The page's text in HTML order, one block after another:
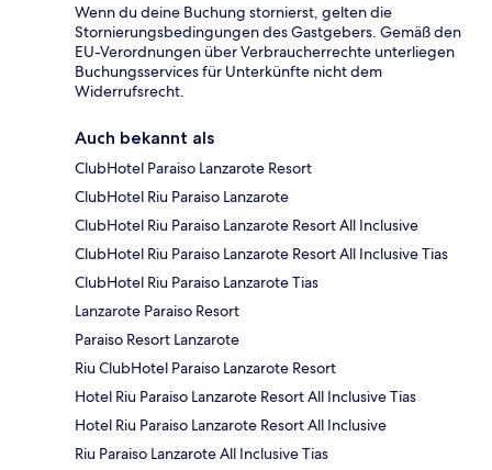
Wenn du deine Buchung stornierst, gelten die
Stornierungsbedingungen des Gastgebers. Gemäß den
EU-Verordnungen über Verbraucherrechte unterliegen
Buchungsservices für Unterkünfte nicht dem
Widerrufsrecht.
Auch bekannt als
ClubHotel Paraiso Lanzarote Resort
ClubHotel Riu Paraiso Lanzarote
ClubHotel Riu Paraiso Lanzarote Resort All Inclusive
ClubHotel Riu Paraiso Lanzarote Resort All Inclusive Tias
ClubHotel Riu Paraiso Lanzarote Tias
Lanzarote Paraiso Resort
Paraiso Resort Lanzarote
Riu ClubHotel Paraiso Lanzarote Resort
Hotel Riu Paraiso Lanzarote Resort All Inclusive Tias
Hotel Riu Paraiso Lanzarote Resort All Inclusive
Riu Paraiso Lanzarote All Inclusive Tias